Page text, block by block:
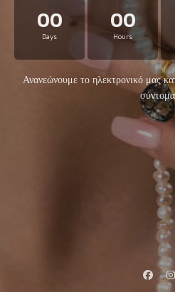
00
Days
00
Hours
Ανανεώνουμε το ηλεκτρονικό μας